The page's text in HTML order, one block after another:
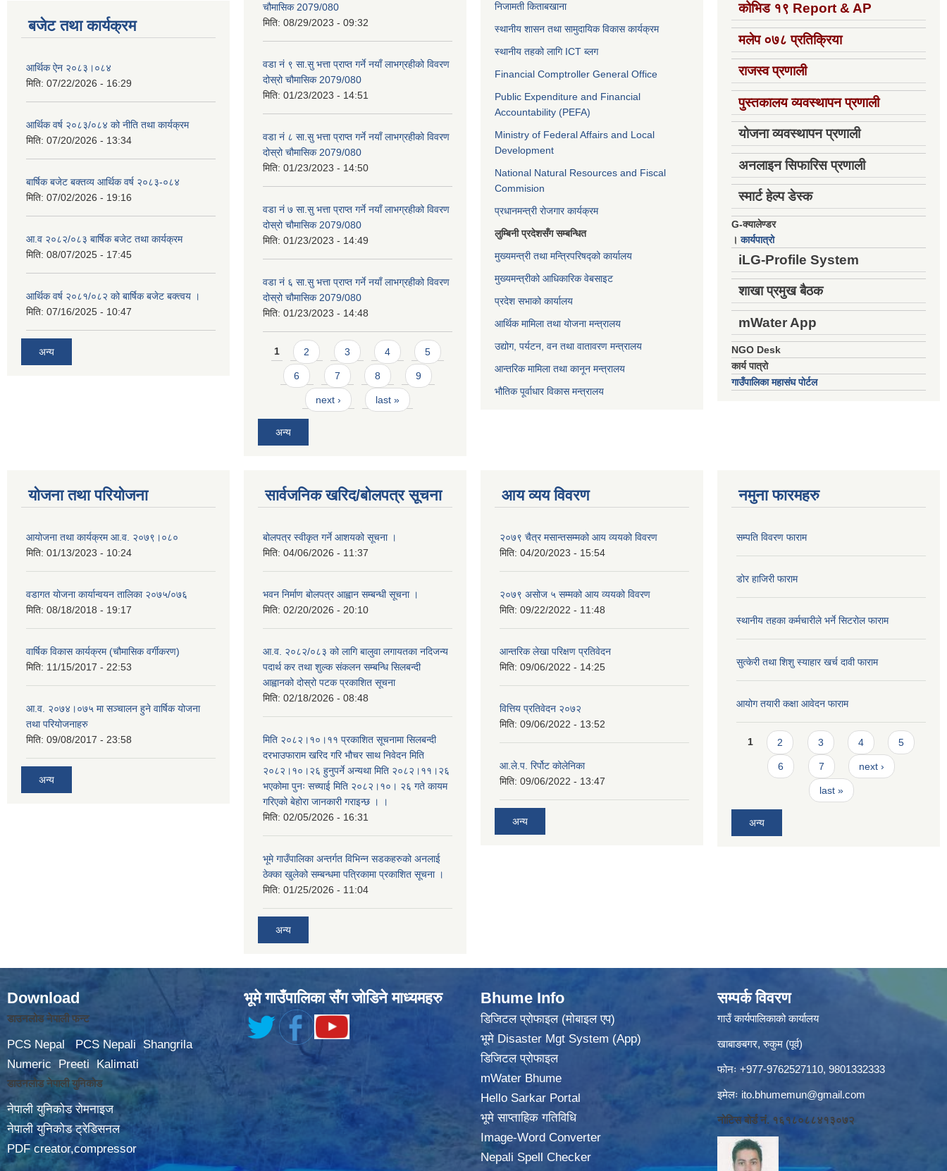
बजेट तथा कार्यक्रम
आर्थिक ऐन २०८३।०८४
मिति: 07/22/2026 - 16:29
आर्थिक वर्ष २०८३/०८४ को नीति तथा कार्यक्रम
मिति: 07/20/2026 - 13:34
बार्षिक बजेट बक्तव्य आर्थिक वर्ष २०८३-०८४
मिति: 07/02/2026 - 19:16
आ.व २०८२/०८३ बार्षिक बजेट तथा कार्यक्रम
मिति: 08/07/2025 - 17:45
आर्थिक वर्ष २०८१/०८२ को बार्षिक बजेट बक्त्वय ।
मिति: 07/16/2025 - 10:47
अन्य
चौमासिक 2079/080
मिति: 08/29/2023 - 09:32
वडा नं ९ सा.सु भत्ता प्राप्त गर्ने नयाँ लाभग्रहीको विवरण
दोस्रो चौमासिक 2079/080
मिति: 01/23/2023 - 14:51
वडा नं ८ सा.सु भत्ता प्राप्त गर्ने नयाँ लाभग्रहीको विवरण
दोस्रो चौमासिक 2079/080
मिति: 01/23/2023 - 14:50
वडा नं ७ सा.सु भत्ता प्राप्त गर्ने नयाँ लाभग्रहीको विवरण
दोस्रो चौमासिक 2079/080
मिति: 01/23/2023 - 14:49
वडा नं ६ सा.सु भत्ता प्राप्त गर्ने नयाँ लाभग्रहीको विवरण
दोस्रो चौमासिक 2079/080
मिति: 01/23/2023 - 14:48
Pages
1 2 3 4 5
6 7 8 9
next › last »
अन्य
निजामती किताबखाना
स्थानीय शासन तथा सामुदायिक विकास कार्यक्रम
स्थानीय तहको लागि ICT ब्लग
Financial Comptroller General Office
Public Expenditure and Financial
Accountability (PEFA)
Ministry of Federal Affairs and Local
Development
National Natural Resources and Fiscal
Commision
प्रधानमन्त्री रोजगार कार्यक्रम
लुम्बिनी प्रदेशसँग सम्बन्धित
मुख्यमन्त्री तथा मन्त्रिपरिषद्को कार्यालय
मुख्यमन्त्रीको आधिकारिक वेबसाइट
प्रदेश सभाको कार्यालय
आर्थिक मामिला तथा योजना मन्त्रालय
उद्योग, पर्यटन, वन तथा वातावरण मन्त्रालय
आन्तरिक मामिला तथा कानून मन्त्रालय
भौतिक पूर्वाधार विकास मन्त्रालय
कोभिड १९ Report & AP
मलेप ०७८ प्रतिक्रिया
राजस्व प्रणाली
पुस्तकालय व्यवस्थापन प्रणाली
योजना व्यवस्थापन प्रणाली
अनलाइन सिफारिस प्रणाली
स्मार्ट हेल्प डेस्क
G-क्यालेण्डर
।कार्यपात्रो
iLG-Profile System
शाखा प्रमुख बैठक
mWater App
NGO Desk
कार्य पात्रो
गाउँपालिका महासंघ पोर्टल
योजना तथा परियोजना
आयोजना तथा कार्यक्रम आ.व. २०७९।०८०
मिति: 01/13/2023 - 10:24
वडागत योजना कार्यान्वयन तालिका २०७५/०७६
मिति: 08/18/2018 - 19:17
वार्षिक विकास कार्यक्रम (चौमासिक वर्गीकरण)
मिति: 11/15/2017 - 22:53
आ.व. २०७४।०७५ मा सञ्चालन हुने वार्षिक योजना
तथा परियोजनाहरु
मिति: 09/08/2017 - 23:58
अन्य
सार्वजनिक खरिद/बोलपत्र सूचना
बोलपत्र स्वीकृत गर्ने आशयको सूचना ।
मिति: 04/06/2026 - 11:37
भवन निर्माण बोलपत्र आह्वान सम्बन्धी सूचना ।
मिति: 02/20/2026 - 20:10
आ.व. २०८२/०८३ को लागि बालुवा लगायतका नदिजन्य
पदार्थ कर तथा शुल्क संकलन सम्बन्धि सिलबन्दी
आह्वानको दोस्रो पटक प्रकाशित सूचना
मिति: 02/18/2026 - 08:48
मिति २०८२।१०।११ प्रकाशित सूचनामा सिलबन्दी
दरभाउफाराम खरिद गरि भौचर साथ निवेदन मिति
२०८२।१०।२६ हुनुपर्ने अन्यथा मिति २०८२।११।२६
भएकोमा पुनः सच्याई मिति २०८२।१०। २६ गते कायम
गरिएको बेहोरा जानकारी गराइन्छ । ।
मिति: 02/05/2026 - 16:31
भूमे गाउँपालिका अन्तर्गत विभिन्न सडकहरुको अनलाई
ठेक्का खुलेको सम्बन्धमा पत्रिकामा प्रकाशित सूचना ।
मिति: 01/25/2026 - 11:04
अन्य
आय व्यय विवरण
२०७९ चैत्र मसान्तसम्मको आय व्ययको विवरण
मिति: 04/20/2023 - 15:54
२०७९ असोज ५ सम्मको आय व्ययको विवरण
मिति: 09/22/2022 - 11:48
आन्तरिक लेखा परिक्षण प्रतिवेदन
मिति: 09/06/2022 - 14:25
वित्तिय प्रतिवेदन २०७२
मिति: 09/06/2022 - 13:52
आ.ले.प. रिर्पोट कोलेनिका
मिति: 09/06/2022 - 13:47
अन्य
नमुना फारमहरु
सम्पति विवरण फाराम
डोर हाजिरी फाराम
स्थानीय तहका कर्मचारीले भर्ने सिटरोल फाराम
सुत्केरी तथा शिशु स्याहार खर्च दावी फाराम
आयोग तयारी कक्षा आवेदन फाराम
Pages
1 2 3 4 5
6 7 next ›
last »
अन्य
Download
डाउनलोड नेपाली फन्ट
PCS Nepal PCS Nepali
Shangrila
Numeric
Preeti Kalimati
डाउनलोड नेपाली युनिकोड
नेपाली युनिकोड रोमनाइज
नेपाली युनिकोड ट्रेडिसनल
PDF creator,compressor
भूमे गाउँपालिका सँग जोडिने माध्यमहरु Bhume Info
डिजिटल प्रोफाइल (मोबाइल एप)
भूमे Disaster Mgt System (App)
डिजिटल प्रोफाइल
mWater Bhume
Hello Sarkar Portal
भूमे साप्ताहिक गतिविधि
Image-Word Converter
Nepali Spell Checker
सम्पर्क विवरण
गाउँ कार्यपालिकाको कार्यालय
खाबाङबगर, रुकुम (पूर्व)
फोनः +977-9762527110, 9801332333
इमेलः ito.bhumemun@gmail.com
नोटिस बोर्ड नं. १६१८०८८४१३०७२